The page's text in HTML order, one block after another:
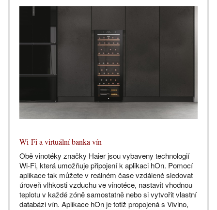
Wi-Fi a virtuální banka vín
Obě vinotéky značky Haier jsou vybaveny technologií
Wi-Fi, která umožňuje připojení k aplikaci hOn. Pomocí
aplikace tak můžete v reálném čase vzdáleně sledovat
úroveň vlhkosti vzduchu ve vinotéce, nastavit vhodnou
teplotu v každé zóně samostatně nebo si vytvořit vlastní
databázi vín. Aplikace hOn je totiž propojená s Vivino,